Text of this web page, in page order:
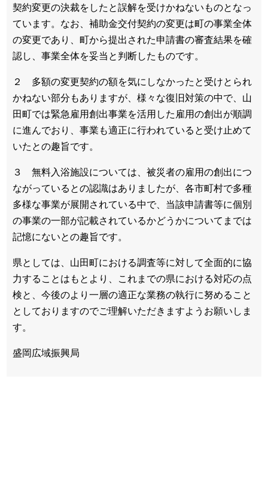
契約変更の決裁をしたと誤解を受けかねないものとなっ
ています。なお、補助金交付契約の変更は町の事業全体
の変更であり、町から提出された申請書の審査結果を確
認し、事業全体を妥当と判断したものです。
２ 多額の変更契約の額を気にしなかったと受けとられ
かねない部分もありますが、様々な復旧対策の中で、山
田町では緊急雇用創出事業を活用した雇用の創出が順調
に進んでおり、事業も適正に行われていると受け止めて
いたとの趣旨です。
３ 無料入浴施設については、被災者の雇用の創出につ
ながっているとの認識はありましたが、各市町村で多種
多様な事業が展開されている中で、当該申請書等に個別
の事業の一部が記載されているかどうかについてまでは
記憶にないとの趣旨です。
県としては、山田町における調査等に対して全面的に協
力することはもとより、これまでの県における対応の点
検と、今後のより一層の適正な業務の執行に努めること
としておりますのでご理解いただきますようお願いしま
す。
盛岡広域振興局